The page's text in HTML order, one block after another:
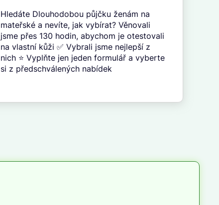
Hledáte Dlouhodobou půjčku ženám na
mateřské a nevíte, jak vybírat? Věnovali
jsme přes 130 hodin, abychom je otestovali
na vlastní kůži ✅ Vybrali jsme nejlepší z
nich ⭐ Vyplňte jen jeden formulář a vyberte
si z předschválených nabídek